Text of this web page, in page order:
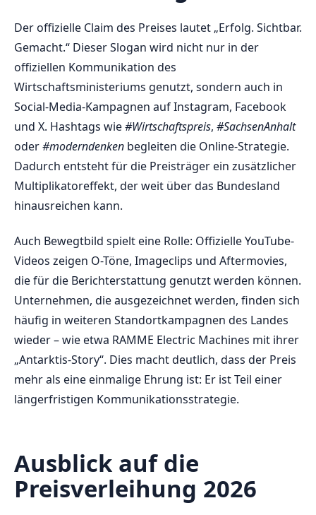
Der offizielle Claim des Preises lautet „Erfolg. Sichtbar.
Gemacht.“ Dieser Slogan wird nicht nur in der
offiziellen Kommunikation des
Wirtschaftsministeriums genutzt, sondern auch in
Social-Media-Kampagnen auf Instagram, Facebook
und X. Hashtags wie#Wirtschaftspreis, #SachsenAnhalt
oder#moderndenken begleiten die Online-Strategie.
Dadurch entsteht für die Preisträger ein zusätzlicher
Multiplikatoreffekt, der weit über das Bundesland
hinausreichen kann.
Auch Bewegtbild spielt eine Rolle: Offizielle YouTube-
Videos zeigen O-Töne, Imageclips und Aftermovies,
die für die Berichterstattung genutzt werden können.
Unternehmen, die ausgezeichnet werden, finden sich
häufig in weiteren Standortkampagnen des Landes
wieder – wie etwa RAMME Electric Machines mit ihrer
„Antarktis-Story“. Dies macht deutlich, dass der Preis
mehr als eine einmalige Ehrung ist: Er ist Teil einer
längerfristigen Kommunikationsstrategie.
Ausblick auf die
Preisverleihung 2026